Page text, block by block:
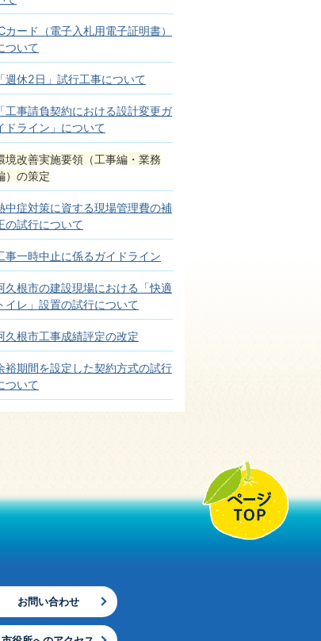
カード（電子入札用電子証明書）
ついて
「週休2日」試行工事について
「工事請負契約における設計変更ガ
ドライン」について
境改善実施要領（工事編・業務
）の策定
中症対策に資する現場管理費の補
の試行について
事一時中止に係るガイドライン
久根市の建設現場における「快適
イレ」設置の試行について
久根市工事成績評定の改定
裕期間を設定した契約方式の試行
ついて
お問い合わせ